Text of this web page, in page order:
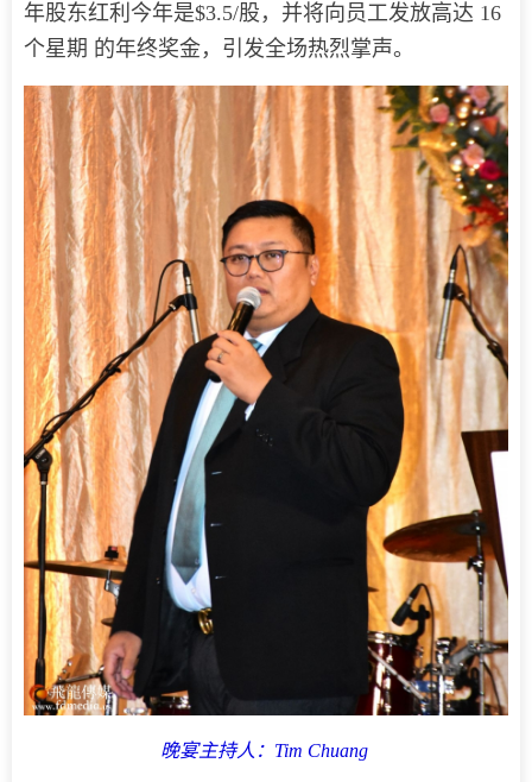
年股东红利今年是$3.5/股，并将向员工发放高达 16
个星期 的年终奖金，引发全场热烈掌声。
晚宴主持人：Tim Chuang